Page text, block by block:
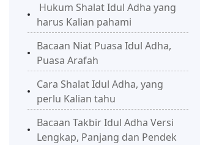
Hukum Shalat Idul Adha yang
harus Kalian pahami
Bacaan Niat Puasa Idul Adha,
Puasa Arafah
Cara Shalat Idul Adha, yang
perlu Kalian tahu
Bacaan Takbir Idul Adha Versi
Lengkap, Panjang dan Pendek